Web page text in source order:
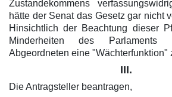
Zustandekommens
hätte der Senat das Gesetz gar nicht
Hinsichtlich der Beachtung dieser
Minderheiten des Parlaments
Abgeordneten eine "Wächterfunktion"
III.
Die Antragsteller beantragen,